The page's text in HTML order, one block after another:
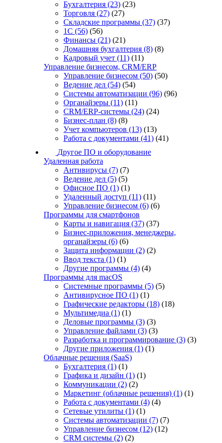
Бухгалтерия (23) (23)
Торговля (27) (27)
Складские программы (37) (37)
1С (56) (56)
Финансы (21) (21)
Домашняя бухгалтерия (8) (8)
Кадровый учет (11) (11)
Управление бизнесом, CRM/ERP
Управление бизнесом (50) (50)
Ведение дел (54) (54)
Системы автоматизации (96) (96)
Органайзеры (11) (11)
CRM/ERP-системы (24) (24)
Бизнес-план (8) (8)
Учет компьютеров (13) (13)
Работа с документами (41) (41)
Другое ПО и оборудование
Удаленная работа
Антивирусы (7) (7)
Ведение дел (5) (5)
Офисное ПО (1) (1)
Удаленный доступ (11) (11)
Управление бизнесом (6) (6)
Программы для смартфонов
Карты и навигация (37) (37)
Бизнес-приложения, менеджеры,
органайзеры (6) (6)
Защита информации (2) (2)
Ввод текста (1) (1)
Другие программы (4) (4)
Программы для macOS
Системные программы (5) (5)
Антивирусное ПО (1) (1)
Графические редакторы (18) (18)
Мультимедиа (1) (1)
Деловые программы (3) (3)
Управление файлами (3) (3)
Разработка и программирование (3) (3)
Другие приложения (1) (1)
Облачные решения (SaaS)
Бухгалтерия (1) (1)
Графика и дизайн (1) (1)
Коммуникации (2) (2)
Маркетинг (облачные решения) (1) (1)
Работа с документами (4) (4)
Сетевые утилиты (1) (1)
Системы автоматизации (7) (7)
Управление бизнесом (12) (12)
CRM системы (2) (2)